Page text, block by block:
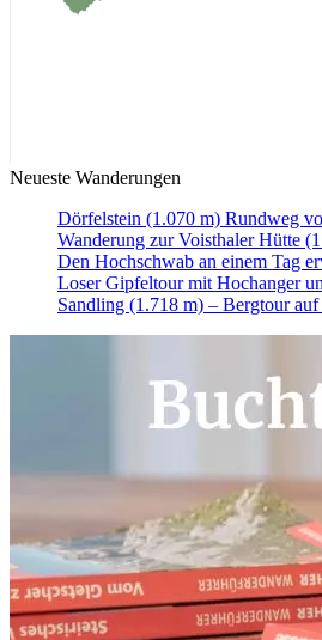
Neueste Wanderungen
Dörfelstein (1.070 m) Rundweg
Wanderung zur Voisthaler Hütte
Den Hochschwab an einem Tag
Loser Gipfeltour mit Hochanger
Sandling (1.718 m) – Bergtour auf